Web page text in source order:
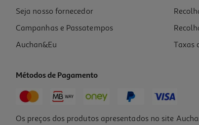
Seja nosso fornecedor
Campanhas e Passatempos
Auchan&Eu
Taxas
Métodos de Pagamento
Os preços dos produtos apresentados no site